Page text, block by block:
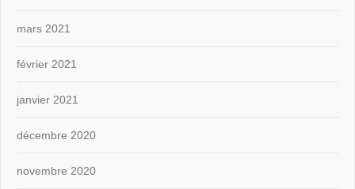
mars 2021
février 2021
janvier 2021
décembre 2020
novembre 2020